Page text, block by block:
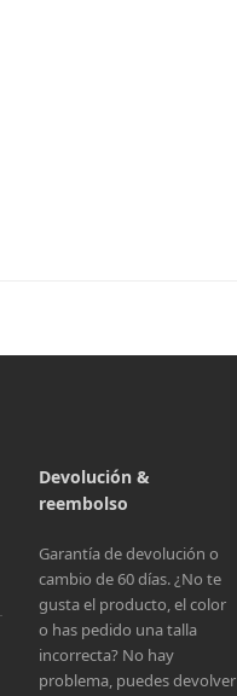
Devolución &
reembolso
Garantía de devolución o
cambio de 60 días. ¿No te
gusta el producto, el color
o has pedido una talla
incorrecta? No hay
problema, puedes devolver